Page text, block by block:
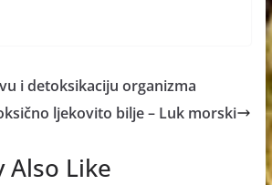
i detoksikaciju organizma
ljekovito bilje – Luk morski
Also Like